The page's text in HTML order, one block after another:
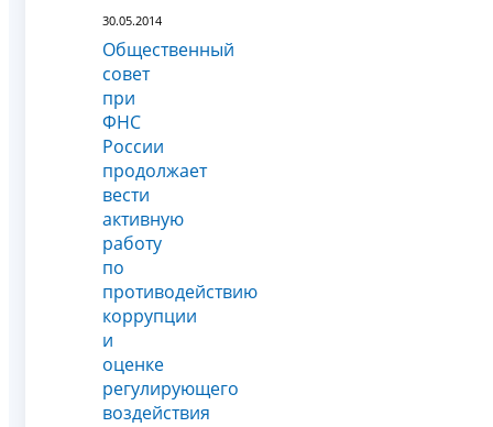
30.05.2014
Общественный
совет
при
ФНС
России
продолжает
вести
активную
работу
по
противодействию
коррупции
и
оценке
регулирующего
воздействия